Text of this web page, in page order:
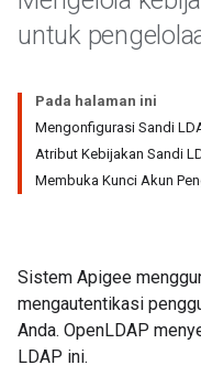
untuk
Pada halaman ini
Mengonfigurasi Sandi
Atribut Kebijakan Sandi
Membuka Kunci Akun
Sistem Apigee
mengautentikasi
Anda. OpenLDAP
LDAP ini.